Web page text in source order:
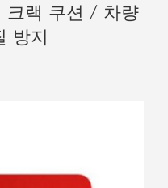
크랙 쿠션 / 차량
방지